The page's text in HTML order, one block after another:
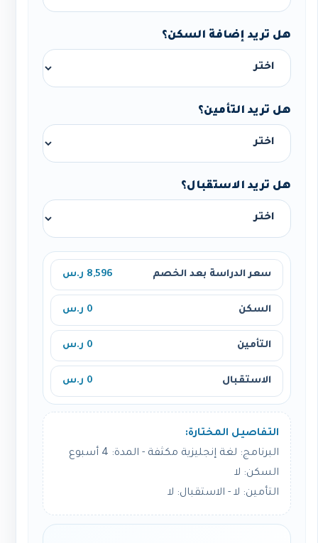
هل تريد إضافة السكن؟
هل تريد التأمين؟
هل تريد الاستقبال؟
سعر الدراسة بعد الخصم 8,596 ر.س
السكن 0 ر.س
التأمين 0 ر.س
الاستقبال 0 ر.س
التفاصيل المختارة:
البرنامج: لغة إنجليزية مكثفة - المدة: 4 أسبوع
السكن: لا
التأمين: لا - الاستقبال: لا